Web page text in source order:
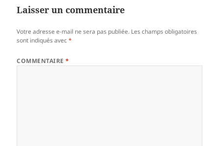
Laisser un commentaire
Votre adresse e-mail ne sera pas publiée. Les champs obligatoires
sont indiqués avec*
COMMENTAIRE*